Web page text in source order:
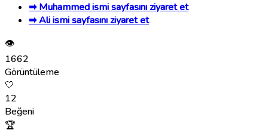
➡ Muhammed ismi sayfasını ziyaret et
➡ Ali ismi sayfasını ziyaret et
👁
1662
Görüntüleme
🤍
12
Beğeni
🏆